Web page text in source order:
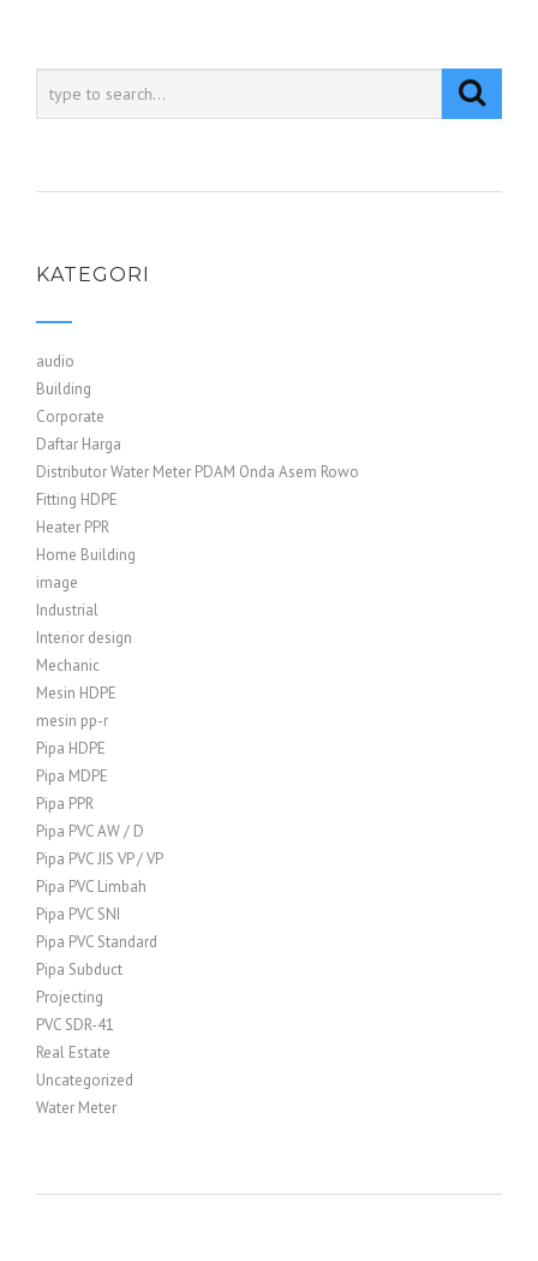
KATEGORI
audio
Building
Corporate
Daftar Harga
Distributor Water Meter PDAM Onda Asem Rowo
Fitting HDPE
Heater PPR
Home Building
image
Industrial
Interior design
Mechanic
Mesin HDPE
mesin pp-r
Pipa HDPE
Pipa MDPE
Pipa PPR
Pipa PVC AW / D
Pipa PVC JIS VP / VP
Pipa PVC Limbah
Pipa PVC SNI
Pipa PVC Standard
Pipa Subduct
Projecting
PVC SDR-41
Real Estate
Uncategorized
Water Meter